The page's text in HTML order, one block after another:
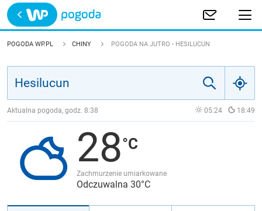
Trwa ładowanie
POLSKA
JAKOŚĆ POWIETRZA
POGODA WP.PL CHINY POGODA NA JUTRO - HESILUCUN
Aktualna pogoda, godz. 8:38 05:24 18:49
28
Zachmurzenie umiarkowane
Odczuwalna 30°C